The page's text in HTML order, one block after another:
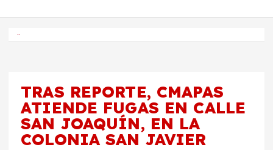
n El Salmantino - medios/noticias/editorial
TRAS REPORTE, CMAPAS
ATIENDE FUGAS EN CALLE
SAN JOAQUÍN, EN LA
COLONIA SAN JAVIER